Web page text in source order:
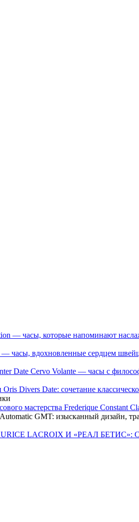
— часы, которые напоминают
— часы, вдохновленные сердцем
Date Cervo Volante — часы с
Oris Divers Date: сочетание
Frederique Constant
GMT: изысканный дизайн,
LACROIX И «РЕАЛ